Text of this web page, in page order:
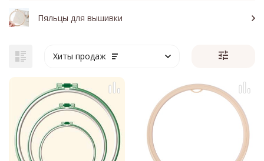
Пяльцы для вышивки
Хиты продаж